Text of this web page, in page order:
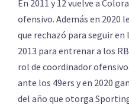
En 2011 y 12 vuelve a
ofensivo. Además en 2020
que rechazó para seguir en
2013 para entrenar a los
rol de coordinador
ante los 49ers y en 2020
del año que otorga